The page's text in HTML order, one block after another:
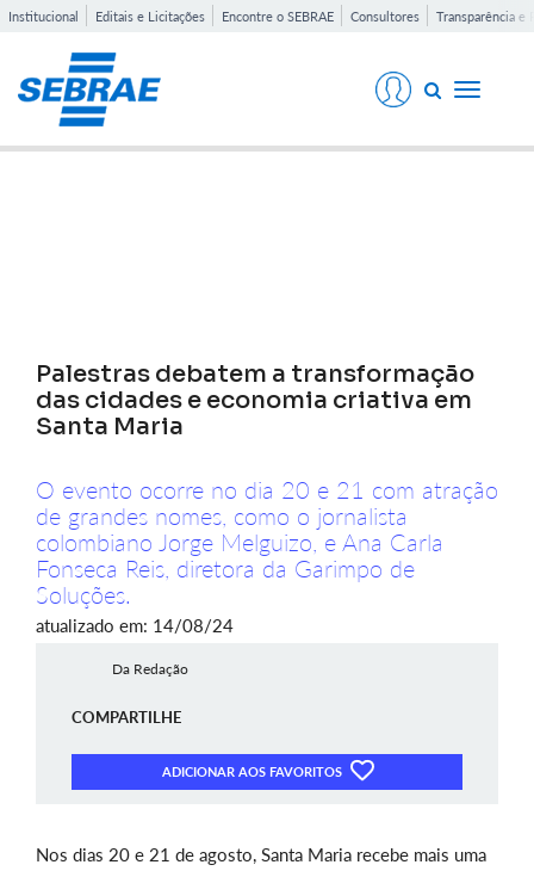
Institucional Editais e Licitações Encontre o SEBRAE Consultores Transparência e
Toggle
Palestras debatem a transformação
das cidades e economia criativa em
Santa Maria
O evento ocorre no dia 20 e 21 com atração
de grandes nomes, como o jornalista
colombiano Jorge Melguizo, e Ana Carla
Fonseca Reis, diretora da Garimpo de
Soluções.
atualizado em: 14/08/24
Da Redação
COMPARTILHE
ADICIONAR AOS FAVORITOS
Nos dias 20 e 21 de agosto, Santa Maria recebe mais uma